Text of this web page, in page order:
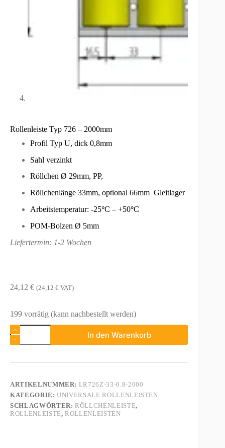
Rollenleiste Typ 726 – 2000mm
Profil Typ U, dick 0,8mm
Sahl verzinkt
Röllchen Ø 29mm, PP,
Röllchenlänge 33mm, optional 66mm Gleitlager
Arbeitstemperatur: -25°C – +50°C
POM-Bolzen Ø 5mm
Liefertermin: 1-2 Wochen
24,12 € (24,12 € VAT)
199 vorrätig (kann nachbestellt werden)
Rollenleiste
Typ
726
2000mm
In den Warenkorb
ARTIKELNUMMER: LR726Z-33-0.8-2000
KATEGORIE:UNIVERSALE ROLLENLEISTEN
SCHLAGWÖRTER:RÖLLCHENLEISTE,
ROLLENLEISTE,ROLLENLEISTEN